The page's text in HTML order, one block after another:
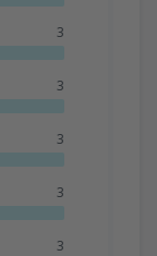
3
3
3
3
3